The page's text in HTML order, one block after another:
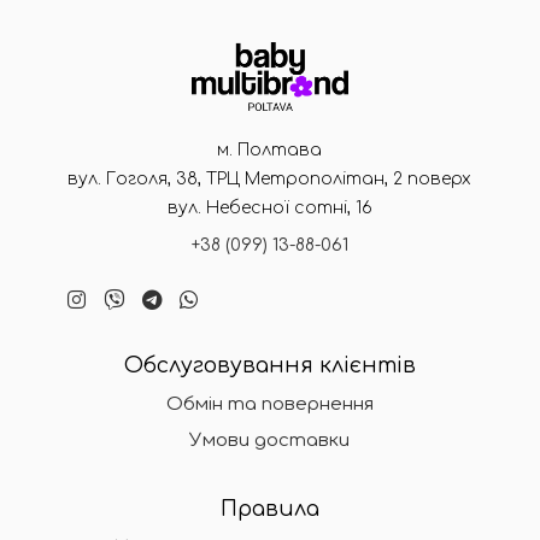
м. Полтава
вул. Гоголя, 38, ТРЦ Метрополітан, 2 поверх
вул. Небесної сотні, 16
+38 (099) 13-88-061
Обслуговування клієнтів
Обмін та повернення
Умови доставки
Правила